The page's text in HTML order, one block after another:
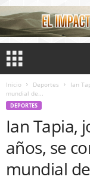
Inicio Deportes
Ian
mundial de...
DEPORTES
Ian Tapia,
años, se
mundial